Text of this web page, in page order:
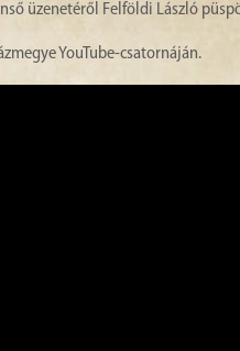
üzenetéről Felföldi László
YouTube-csatornáján.